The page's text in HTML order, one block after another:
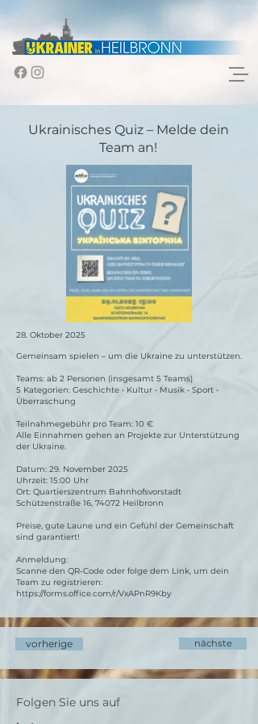
Ukrainisches Quiz – Melde dein
Team an!
28. Oktober 2025
Gemeinsam spielen – um die Ukraine zu unterstützen.
Teams: ab 2 Personen (insgesamt 5 Teams)
5 Kategorien: Geschichte • Kultur • Musik • Sport •
Überraschung
Teilnahmegebühr pro Team: 10 €
Alle Einnahmen gehen an Projekte zur Unterstützung
der Ukraine.
Datum: 29. November 2025
Uhrzeit: 15:00 Uhr
Ort: Quartierszentrum Bahnhofsvorstadt
Schützenstraße 16, 74072 Heilbronn
Preise, gute Laune und ein Gefühl der Gemeinschaft
sind garantiert!
Anmeldung:
Scanne den QR-Code oder folge dem Link, um dein
Team zu registrieren:
https://forms.office.com/r/VxAPnR9Kby
vorherige nächste
Folgen Sie uns auf